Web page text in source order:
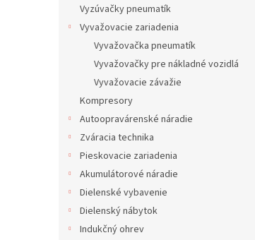
Vyzúvačky pneumatík
Vyvažovacie zariadenia
Vyvažovačka pneumatík
Vyvažovačky pre nákladné vozidlá
Vyvažovacie závažie
Kompresory
Autoopravárenské náradie
Zváracia technika
Pieskovacie zariadenia
Akumulátorové náradie
Dielenské vybavenie
Dielenský nábytok
Indukčný ohrev